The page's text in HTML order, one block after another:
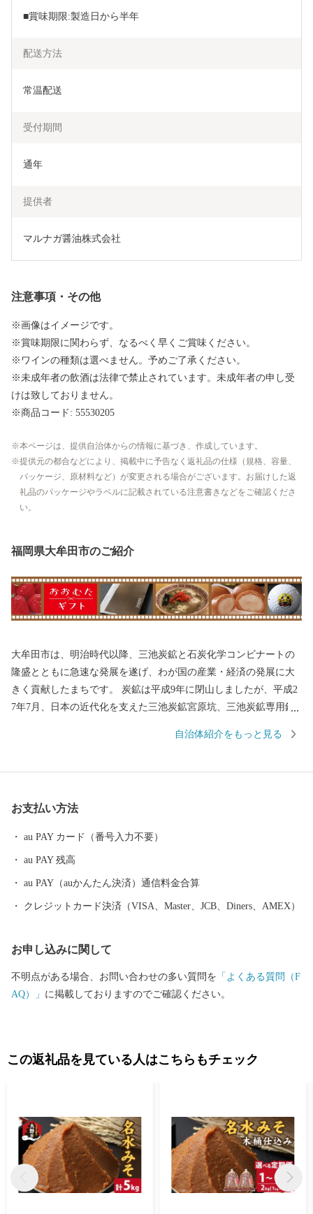
■賞味期限:製造日から半年
配送方法
常温配送
受付期間
通年
提供者
マルナガ醤油株式会社
注意事項・その他
※画像はイメージです。
※賞味期限に関わらず、なるべく早くご賞味ください。
※ワインの種類は選べません。予めご了承ください。
※未成年者の飲酒は法律で禁止されています。未成年者の申し受
けは致しておりません。
※商品コード: 55530205
本ページは、提供自治体からの情報に基づき、作成しています。
提供元の都合などにより、掲載中に予告なく返礼品の仕様（規格、容量、
パッケージ、原材料など）が変更される場合がございます。お届けした返
礼品のパッケージやラベルに記載されている注意書きなどをご確認くださ
い。
福岡県大牟田市のご紹介
大牟田市は、明治時代以降、三池炭鉱と石炭化学コンビナートの
隆盛とともに急速な発展を遂げ、わが国の産業・経済の発展に大
きく貢献したまちです。 炭鉱は平成9年に閉山しましたが、平成2
7年7月、日本の近代化を支えた三池炭鉱宮原坑、三池炭鉱専用鉄
業革命遺産として世界文化遺産に登録されました。 今、大牟田に
しながら、新興感染症の拡大や豪雨災害といった困難な状況にお
いても決してくじけない、明るく未来志向の市民の力と思いを、
応力の向上と、本市がこれまで培ってきた様々な基盤や経験を活
かし、時代の潮流に合わせ、新たなまちの魅力や付加価値をまち
全体として生み出していくことにより、これからも有明海沿岸地
自治体紹介をもっと見る
お支払い方法
au PAY カード（番号入力不要）
au PAY 残高
au PAY（auかんたん決済）通信料金合算
クレジットカード決済（VISA、Master、JCB、Diners、AMEX）
お申し込みに関して
不明点がある場合、お問い合わせの多い質問を 「よくある質問（F
AQ）」 に掲載しておりますのでご確認ください。
この返礼品を見ている人はこちらもチェック